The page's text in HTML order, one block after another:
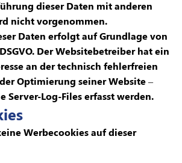
dieser Daten mit anderen
nicht vorgenommen.
Daten erfolgt auf Grundlage von
Der Websitebetreiber hat ein
an der technisch fehlerfreien
Optimierung seiner Website –
Server-Log-Files erfasst werden.
Werbecookies auf dieser